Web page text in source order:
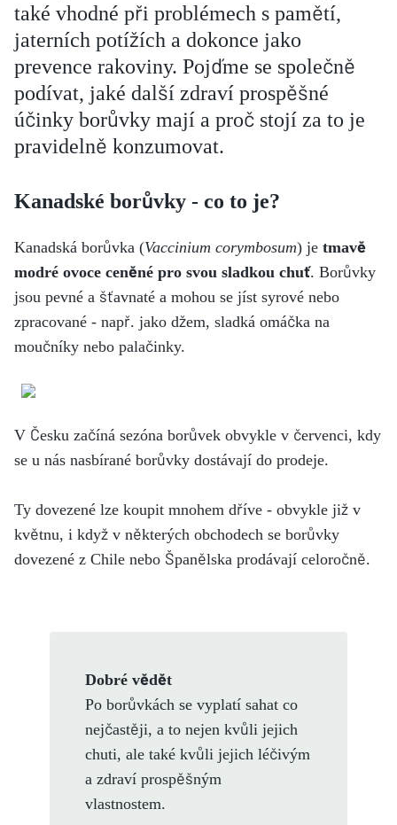
také vhodné při problémech s pamětí,
jaterních potížích a dokonce jako
prevence rakoviny. Pojďme se společně
podívat, jaké další zdraví prospěšné
účinky borůvky mají a proč stojí za to je
pravidelně konzumovat.
Kanadské borůvky - co to je?
Kanadská borůvka (Vaccinium corymbosum) je tmavě
modré ovoce ceněné pro svou sladkou chuť. Borůvky
jsou pevné a šťavnaté a mohou se jíst syrové nebo
zpracované - např. jako džem, sladká omáčka na
moučníky nebo palačinky.
V Česku začíná sezóna borůvek obvykle v červenci, kdy
se u nás nasbírané borůvky dostávají do prodeje.
Ty dovezené lze koupit mnohem dříve - obvykle již v
květnu, i když v některých obchodech se borůvky
dovezené z Chile nebo Španělska prodávají celoročně.
Dobré vědět
Po borůvkách se vyplatí sahat co
nejčastěji, a to nejen kvůli jejich
chuti, ale také kvůli jejich léčivým
a zdraví prospěšným
vlastnostem.